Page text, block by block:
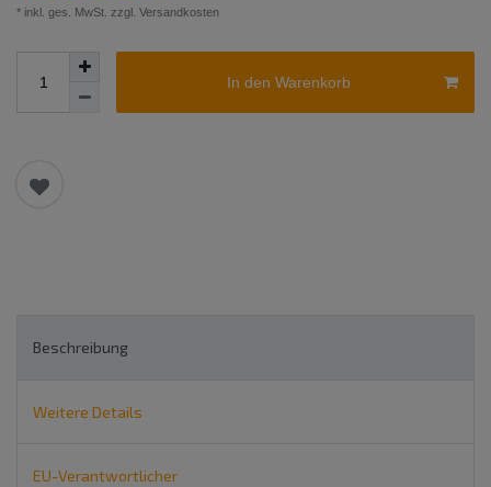
* inkl. ges. MwSt. zzgl. Versandkosten
In den Warenkorb
Beschreibung
Weitere Details
EU-Verantwortlicher